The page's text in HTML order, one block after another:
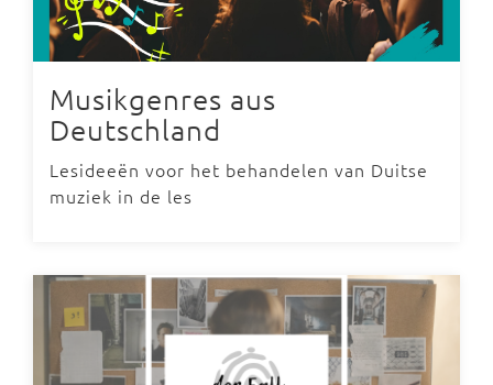
Musikgenres aus
Deutschland
Lesideeën voor het behandelen van Duitse
muziek in de les